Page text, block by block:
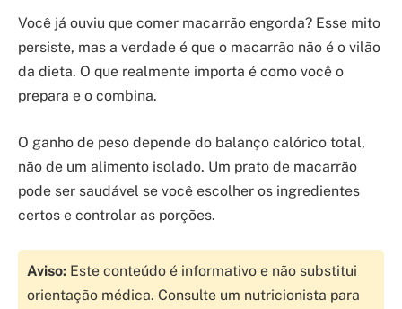
Você já ouviu que comer macarrão engorda? Esse mito
persiste, mas a verdade é que o macarrão não é o vilão
da dieta. O que realmente importa é como você o
prepara e o combina.
O ganho de peso depende do balanço calórico total,
não de um alimento isolado. Um prato de macarrão
pode ser saudável se você escolher os ingredientes
certos e controlar as porções.
Aviso: Este conteúdo é informativo e não substitui
orientação médica. Consulte um nutricionista para